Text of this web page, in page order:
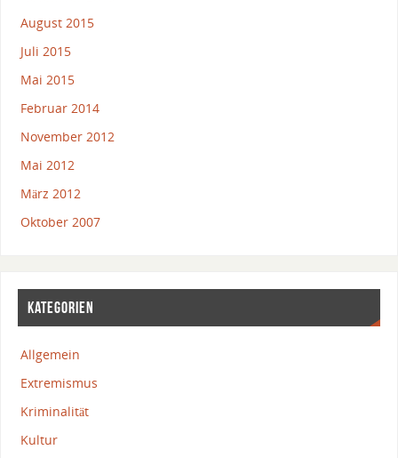
August 2015
Juli 2015
Mai 2015
Februar 2014
November 2012
Mai 2012
März 2012
Oktober 2007
KATEGORIEN
Allgemein
Extremismus
Kriminalität
Kultur